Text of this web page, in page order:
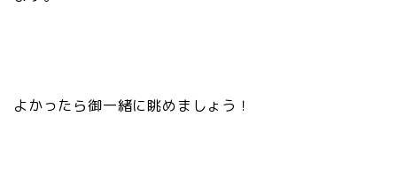
よかったら御一緒に眺めましょう！